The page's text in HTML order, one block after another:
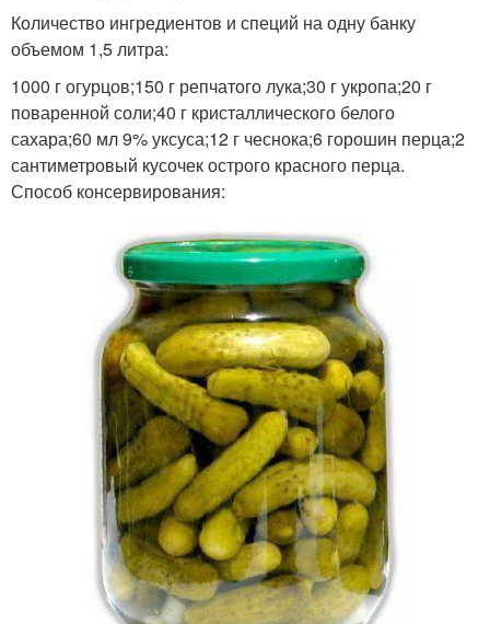
Количество ингредиентов и специй на одну банку
объемом 1,5 литра:
1000 г огурцов;150 г репчатого лука;30 г укропа;20 г
поваренной соли;40 г кристаллического белого
сахара;60 мл 9% уксуса;12 г чеснока;6 горошин перца;2
сантиметровый кусочек острого красного перца.
Способ консервирования: